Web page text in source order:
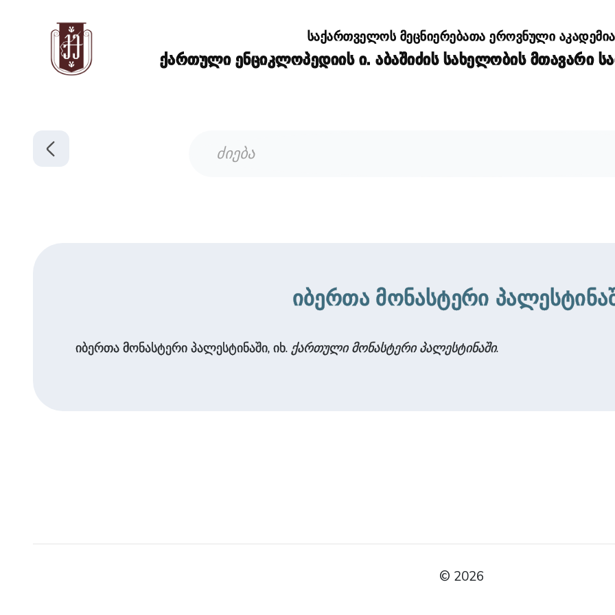
საქართველოს მეცნიერებათა ეროვნული აკადემია
ქართული ენციკლოპედიის ი. აბაშიძის სახელობის მთავარი
იბერთა მონასტერი
იბერთა მონასტერი პალესტინაში, იხ. ქართული მონასტერი პალესტინაში.
© 2026